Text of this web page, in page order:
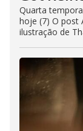
Quarta
hoje (7) O post
ilustração de